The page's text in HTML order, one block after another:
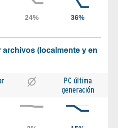
(localmente y en
PC última
generación